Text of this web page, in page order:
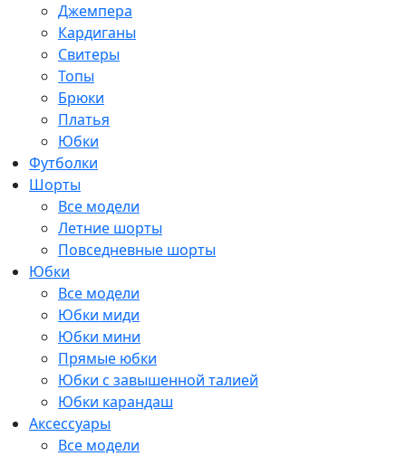
Джемпера
Кардиганы
Свитеры
Топы
Брюки
Платья
Юбки
Футболки
Шорты
Все модели
Летние шорты
Повседневные шорты
Юбки
Все модели
Юбки миди
Юбки мини
Прямые юбки
Юбки с завышенной талией
Юбки карандаш
Аксессуары
Все модели